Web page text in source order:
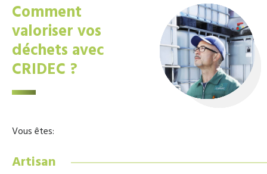
Comment
valoriser vos
déchets avec
CRIDEC ?
Vous êtes:
Artisan